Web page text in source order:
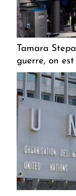
Tamara
guerre, on